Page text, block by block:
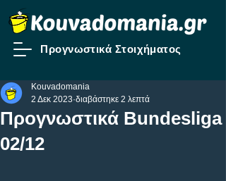
Προγνωστικά Στοιχήματος
Προγνωστικά Bundesliga
02/12
Kouvadomania
2 Δεκ 2023 διαβάστηκε 2 λεπτά